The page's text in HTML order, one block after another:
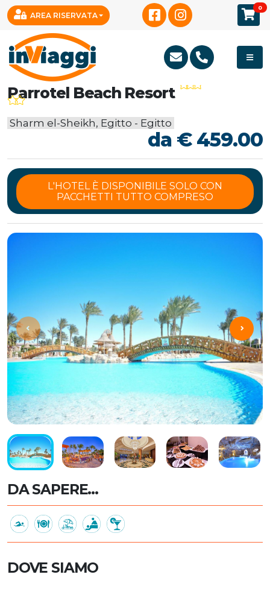
AREA RISERVATA
0
Parrotel Beach Resort
Sharm el-Sheikh, Egitto - Egitto
da € 459.00
L'HOTEL È DISPONIBILE SOLO CON
PACCHETTI TUTTO COMPRESO
DA SAPERE...
DOVE SIAMO